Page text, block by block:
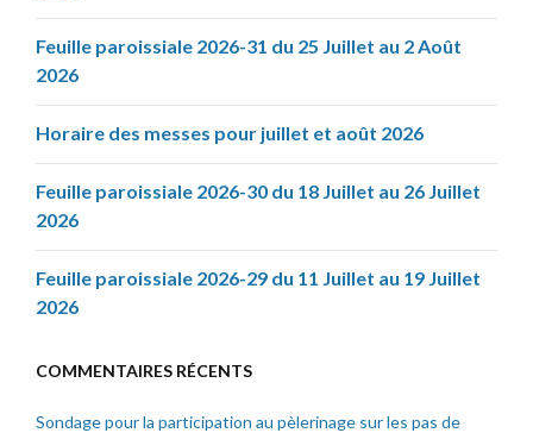
Feuille paroissiale 2026-31 du 25 Juillet au 2 Août
2026
Horaire des messes pour juillet et août 2026
Feuille paroissiale 2026-30 du 18 Juillet au 26 Juillet
2026
Feuille paroissiale 2026-29 du 11 Juillet au 19 Juillet
2026
COMMENTAIRES RÉCENTS
Sondage pour la participation au pèlerinage sur les pas de